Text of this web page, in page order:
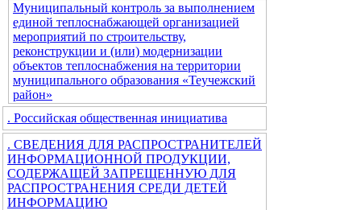
Муниципальный контроль за выполнением
единой теплоснабжающей организацией
мероприятий по строительству,
реконструкции и (или) модернизации
объектов теплоснабжения на территории
муниципального образования «Теучежский
район»
. Российская общественная инициатива
. СВЕДЕНИЯ ДЛЯ РАСПРОСТРАНИТЕЛЕЙ
ИНФОРМАЦИОННОЙ ПРОДУКЦИИ,
СОДЕРЖАЩЕЙ ЗАПРЕЩЕННУЮ ДЛЯ
РАСПРОСТРАНЕНИЯ СРЕДИ ДЕТЕЙ
ИНФОРМАЦИЮ